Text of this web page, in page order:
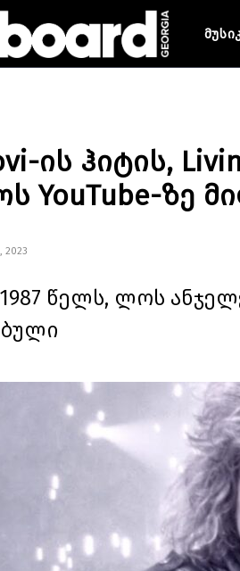
ის ჰიტის,
YouTube-ზე
წელს, ლოს